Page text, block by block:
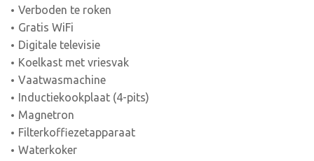
Verboden te roken
Gratis WiFi
Digitale televisie
Koelkast met vriesvak
Vaatwasmachine
Inductiekookplaat (4-pits)
Magnetron
Filterkoffiezetapparaat
Waterkoker